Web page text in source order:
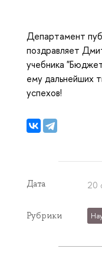
Департамент
поздравляет
учебника
ему дальнейших
успехов!
Дата 20
Рубрики